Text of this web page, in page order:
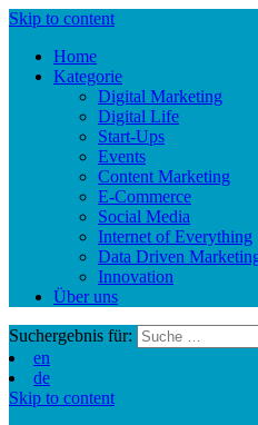
Skip to content
Home
Kategorie
Digital Marketing
Digital Life
Start-Ups
Events
Content Marketing
E-Commerce
Social Media
Internet of Everything
Data Driven
Innovation
Über uns
Suchergebnis für:
en
de
Skip to content